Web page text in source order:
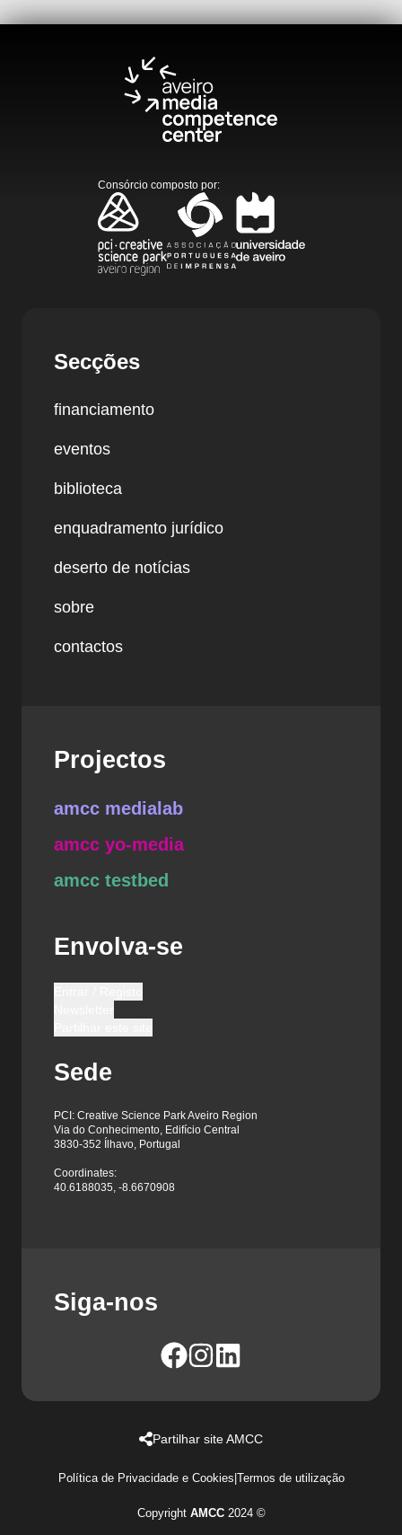
Consórcio composto por:
Secções
financiamento
eventos
biblioteca
enquadramento jurídico
deserto de notícias
sobre
contactos
Projectos
amcc medialab
amcc yo-media
amcc testbed
Envolva-se
Sede
PCI: Creative Science Park Aveiro Region
Via do Conhecimento, Edifício Central
3830-352 Ílhavo, Portugal
Coordinates:
40.6188035, -8.6670908
Siga-nos
Partilhar site AMCC
Política de Privacidade e Cookies|Termos de utilização
Copyright AMCC2024 ©